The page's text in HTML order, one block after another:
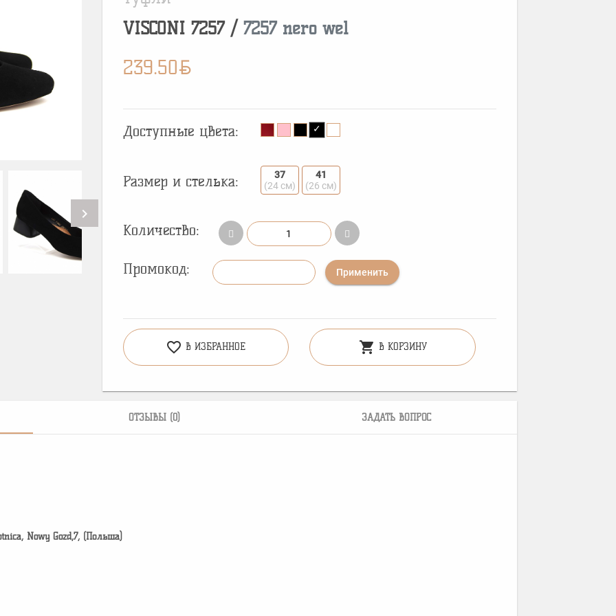
chevron_right
VISCONI 7257/ 7257 nero wel
239.50BYN
Доступные цвета:
Размер и стелька:
37
(24 см)
41
(26 см)
Количество:
Промокод: Применить
favorite_border В ИЗБРАННОЕ shopping_cart В КОРЗИНУ
ОТЗЫВЫ (0) ЗАДАТЬ ВОПРОС
Nowy Gozd,7, (Польша)